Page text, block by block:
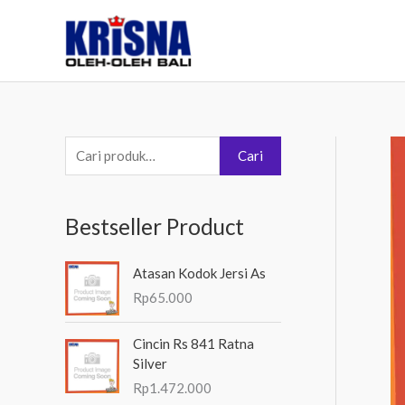
e
c
a
i
a
u
Cari
Bestseller Product
Atasan Kodok Jersi As
Rp65.000
Cincin Rs 841 Ratna
Silver
Rp1.472.000